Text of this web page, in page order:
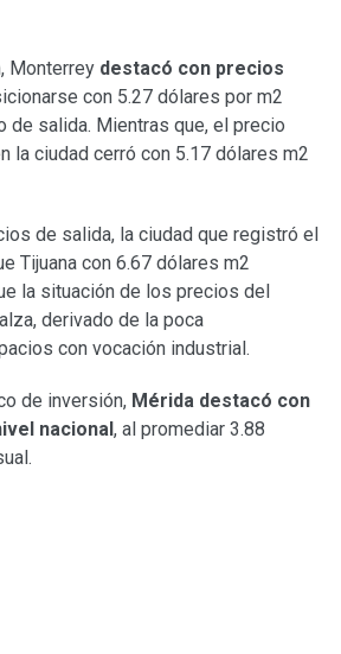
Monterrey destacó con precios
con 5.27 dólares por m2
de salida. Mientras que, el precio
la ciudad cerró con 5.17 dólares m2
de salida, la ciudad que registró el
Tijuana con 6.67 dólares m2
la situación de los precios del
derivado de la poca
con vocación industrial.
de inversión, Mérida destacó con
nacional, al promediar 3.88